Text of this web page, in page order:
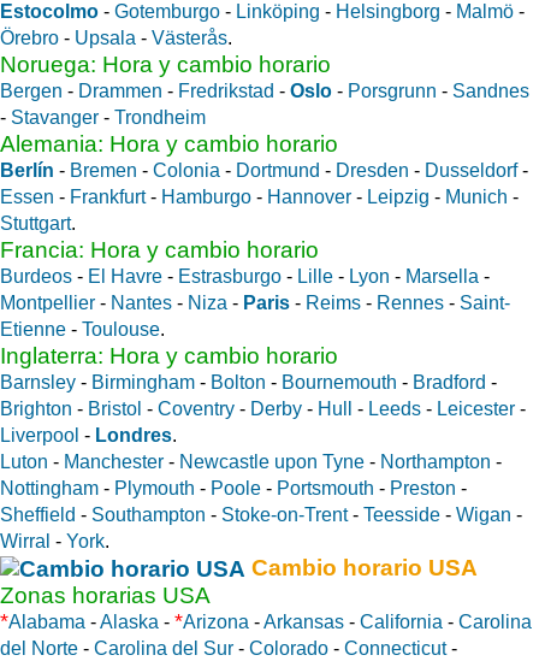
Estocolmo - Gotemburgo - Linköping - Helsingborg - Malmö -
Örebro - Upsala - Västerås.
Noruega: Hora y cambio horario
Bergen - Drammen - Fredrikstad - Oslo - Porsgrunn - Sandnes
- Stavanger - Trondheim
Alemania: Hora y cambio horario
Berlín - Bremen - Colonia - Dortmund - Dresden - Dusseldorf-
Essen - Frankfurt- Hamburgo - Hannover - Leipzig - Munich -
Stuttgart.
Francia: Hora y cambio horario
Burdeos - El Havre - Estrasburgo - Lille - Lyon - Marsella -
Montpellier - Nantes - Niza - Paris - Reims - Rennes - Saint-
Etienne - Toulouse.
Inglaterra: Hora y cambio horario
Barnsley - Birmingham - Bolton - Bournemouth - Bradford -
Brighton - Bristol - Coventry - Derby - Hull - Leeds - Leicester -
Liverpool - Londres.
Luton - Manchester - Newcastle upon Tyne - Northampton -
Nottingham - Plymouth - Poole - Portsmouth - Preston -
Sheffield - Southampton - Stoke-on-Trent- Teesside - Wigan -
Wirral - York.
Cambio horario USA
Zonas horarias USA
*Alabama -Alaska - *Arizona -Arkansas - California - Carolina
del Norte - Carolina del Sur - Colorado - Connecticut-